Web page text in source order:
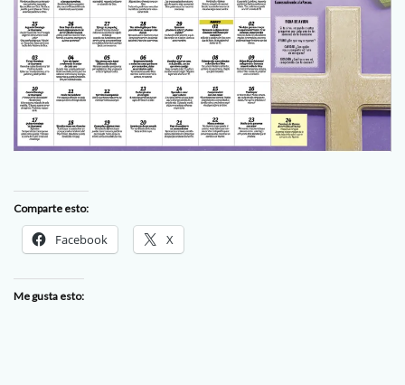
Comparte esto:
Facebook X
Me gusta esto: